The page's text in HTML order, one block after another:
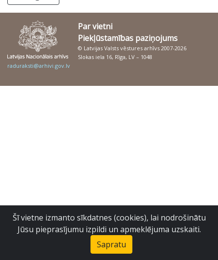
Par vietni
Piekļūstamības paziņojums
© Latvijas Valsts vēstures arhīvs 2007-2026
Slokas iela 16, Rīga, LV – 1048
raduraksti@arhivi.gov.lv
Šī vietne izmanto sīkdatnes (cookies), lai nodrošinātu
Jūsu pieprasījumu izpildi un apmeklējuma uzskaiti.
Sapratu